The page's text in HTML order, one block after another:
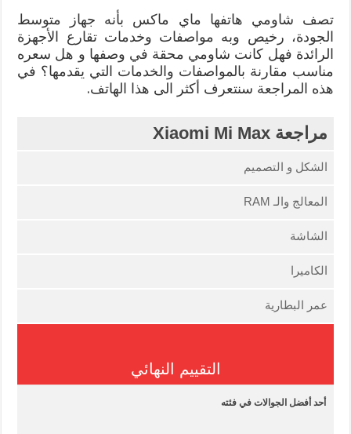
تصف شاومي هاتفها ماي ماكس بأنه جهاز متوسط
الجودة، رخيص وبه مواصفات وخدمات تقارع الأجهزة
الرائدة فهل كانت شاومي محقة في وصفها و هل سعره
مناسب مقارنة بالمواصفات والخدمات التي يقدمها؟ في
هذه المراجعة سنتعرف أكثر الى هذا الهاتف.
مراجعة Xiaomi Mi Max
الشكل و التصميم
المعالج والـ RAM
الشاشة
الكاميرا
عمر البطارية
التقييم النهائي
أحد أفضل الجوالات في فئته